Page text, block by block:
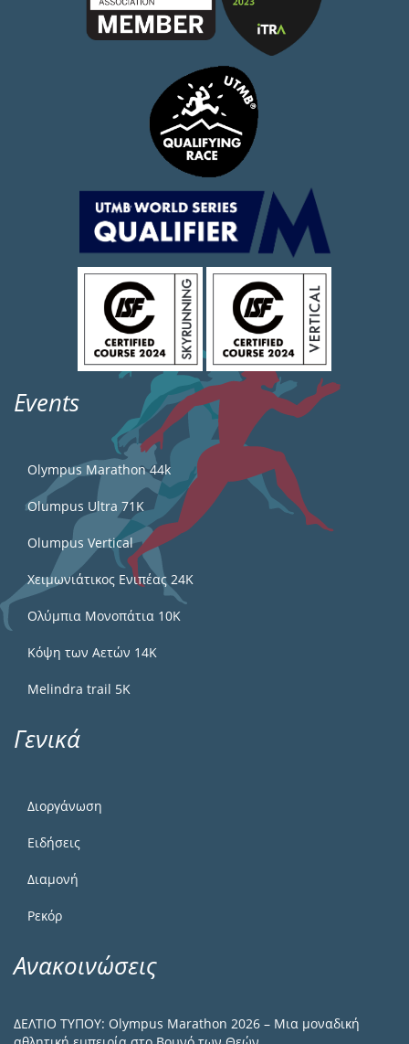
Events
Olympus Marathon 44k
Olumpus Ultra 71K
Olumpus Vertical
Χειμωνιάτικος Ενιπέας 24Κ
Ολύμπια Μονοπάτια 10Κ
Κόψη των Αετών 14Κ
Melindra trail 5Κ
Γενικά
Διοργάνωση
Ειδήσεις
Διαμονή
Ρεκόρ
Ανακοινώσεις
ΔΕΛΤΙΟ ΤΥΠΟΥ: Olympus Marathon 2026 – Μια μοναδική